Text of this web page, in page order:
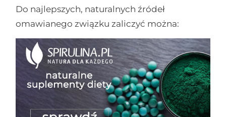
Do najlepszych, naturalnych źródeł
omawianego związku zaliczyć można: